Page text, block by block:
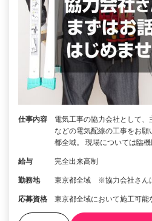
仕事内容
電気工事の協力会社として
などの電気配線の工事をお
都全域。 現場については臨
給与 完全出来高制
勤務地 東京都全域 ※協力会社さん
応募資格 東京都全域において施工可能